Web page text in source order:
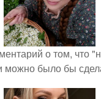
о том, что
можно было бы